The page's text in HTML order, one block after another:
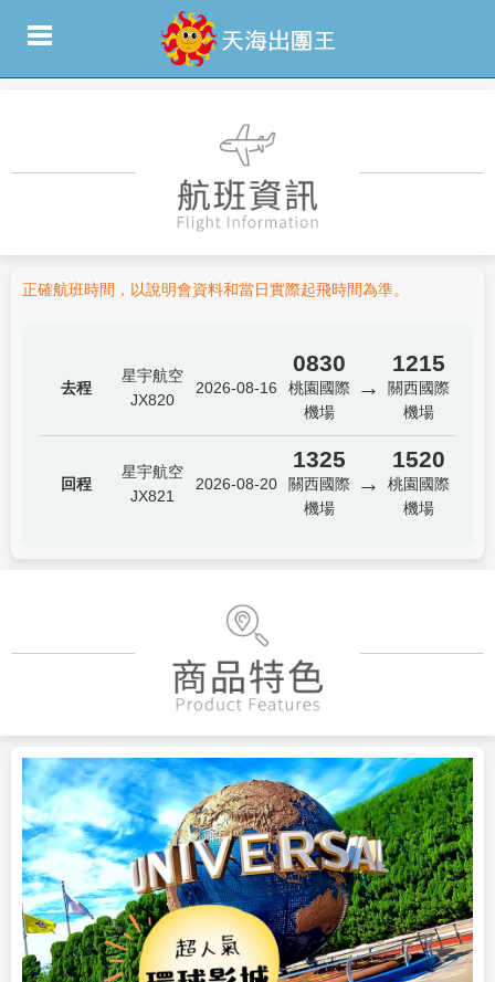
正確航班時間，以說明會資料和當日實際起飛時間為準。
去程
星宇航空
JX820
2026-08-16
0830
桃園國際
機場
→
1215
關西國際
機場
回程
星宇航空
JX821
2026-08-20
1325
關西國際
機場
→
1520
桃園國際
機場